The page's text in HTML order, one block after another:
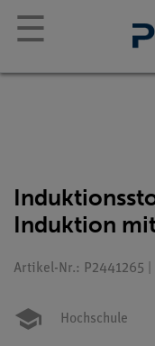
☰
Induktion mit
Artikel-Nr.: P2441265
Hochschule